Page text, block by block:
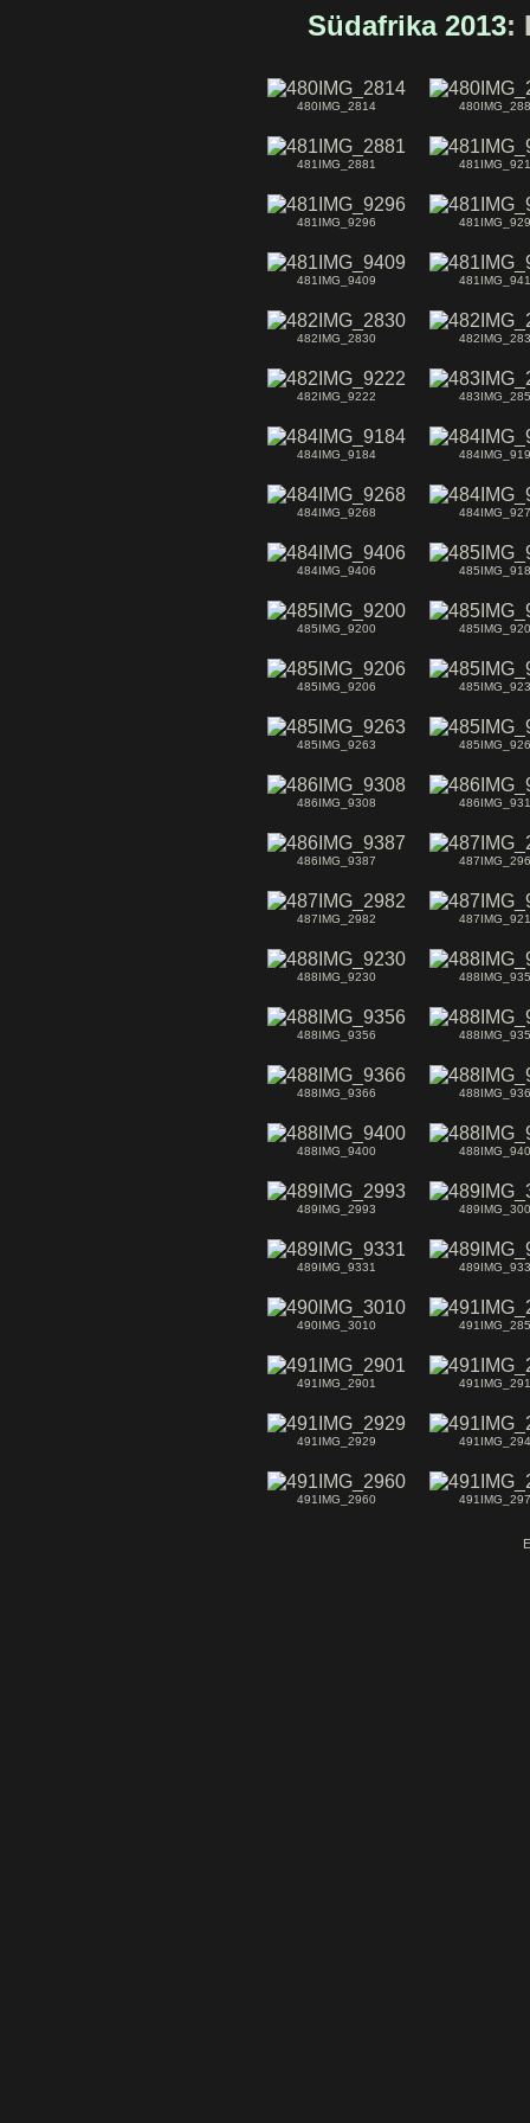
Südafrika 2013:
480IMG_2814
481IMG_2881
481IMG_9296
481IMG_9409
482IMG_2830
482IMG_9222
484IMG_9184
484IMG_9268
484IMG_9406
485IMG_9200
485IMG_9206
485IMG_9263
486IMG_9308
486IMG_9387
487IMG_2982
488IMG_9230
488IMG_9356
488IMG_9366
488IMG_9400
489IMG_2993
489IMG_9331
490IMG_3010
491IMG_2901
491IMG_2929
491IMG_2960